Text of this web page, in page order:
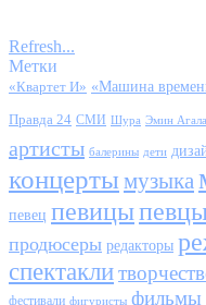
Refresh...
Метки
«Квартет И» «Машина
Правда 24 СМИ Шура Эмин
артисты балерины дети
концерты музыка
певец певицы
продюсеры редакторы
спектакли
фестивали фигуристы фильмы